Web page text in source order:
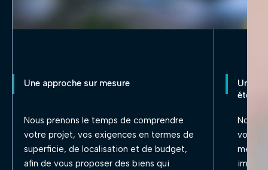
Une approche sur mesure
Nous prenons le temps de comprendre
votre projet, vos exigences en termes de
superficie, de localisation et de budget,
afin de vous proposer des biens qui
Une
étendu
Notre
vous